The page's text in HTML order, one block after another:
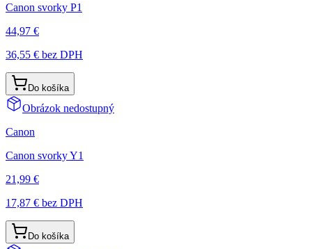
Canon svorky P1
44,97 €
36,55 € bez DPH
Do košíka
Obrázok nedostupný
Canon
Canon svorky Y1
21,99 €
17,87 € bez DPH
Do košíka